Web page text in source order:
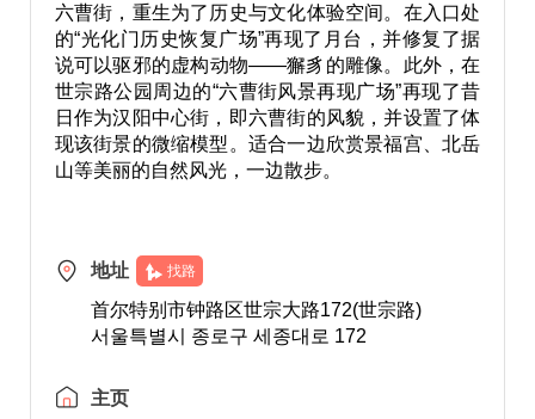
六曹街，重生为了历史与文化体验空间。在入口处
的“光化门历史恢复广场”再现了月台，并修复了据
说可以驱邪的虚构动物——獬豸的雕像。此外，在
世宗路公园周边的“六曹街风景再现广场”再现了昔
日作为汉阳中心街，即六曹街的风貌，并设置了体
现该街景的微缩模型。适合一边欣赏景福宫、北岳
山等美丽的自然风光，一边散步。
地址 找路
首尔特别市钟路区世宗大路172(世宗路)
서울특별시 종로구 세종대로 172
主页